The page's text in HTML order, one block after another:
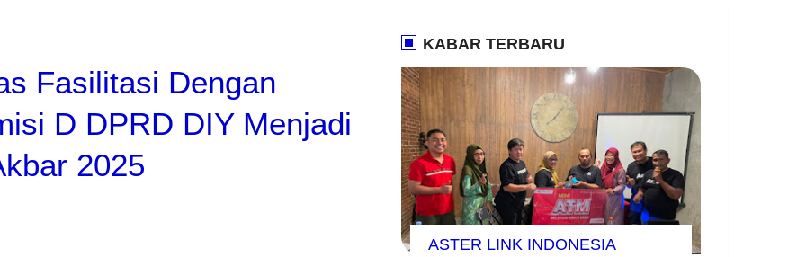
Fasilitasi Dengan
D DPRD DIY Menjadi
2025
KABAR TERBARU
ASTER LINK INDONESIA